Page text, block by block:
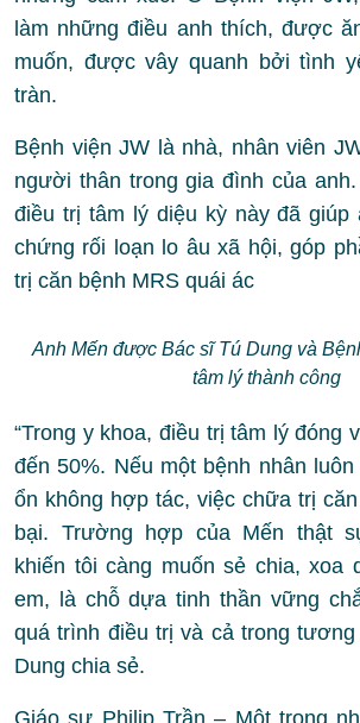
làm những điều anh thích, được
muốn, được vây quanh bởi tình
tràn.
Bệnh viện JW là nhà, nhân viên
người thân trong gia đình của
điều trị tâm lý diệu kỳ này đã giúp
chứng rối loạn lo âu xã hội, góp
trị căn bệnh MRS quái ác
Anh Mến được Bác sĩ Tú Dung và
tâm lý thành công
“Trong y khoa, điều trị tâm lý đóng
đến 50%. Nếu một bệnh nhân
ổn không hợp tác, việc chữa trị
bại. Trường hợp của Mến thật
khiến tôi càng muốn sẻ chia, xoa
em, là chỗ dựa tinh thần vững
quá trình điều trị và cả trong tương
Dung chia sẻ.
Giáo sư Philip Trần – Một trong